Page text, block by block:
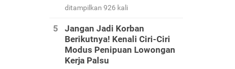
ditampilkan 926 kali
Jangan Jadi Korban
Berikutnya! Kenali Ciri-Ciri
Modus Penipuan Lowongan
Kerja Palsu